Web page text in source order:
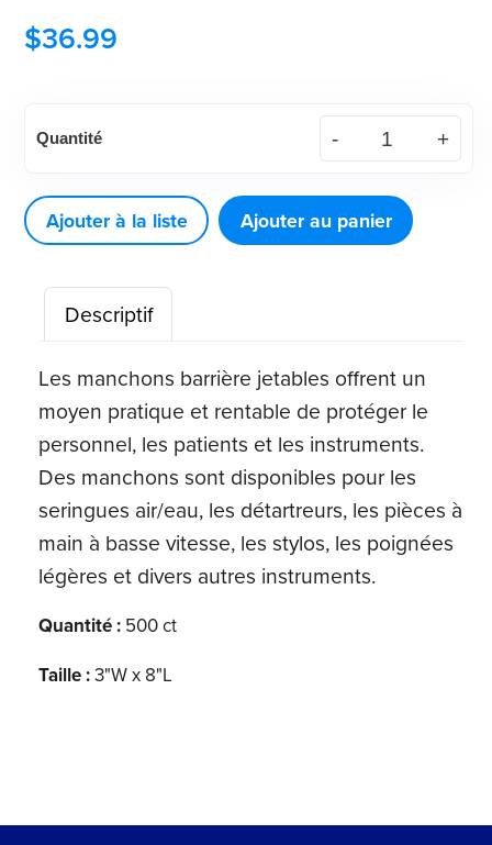
$36.99
de
de
seringue
universel
air/eau
Denticator®
Quantité
Ajouter à la liste Ajouter au panier
Descriptif
Les manchons barrière jetables offrent un
moyen pratique et rentable de protéger le
personnel, les patients et les instruments.
Des manchons sont disponibles pour les
seringues air/eau, les détartreurs, les pièces à
main à basse vitesse, les stylos, les poignées
légères et divers autres instruments.
Quantité : 500 ct
Taille :3"W x 8"L